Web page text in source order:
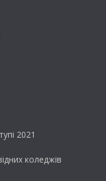
2021
коледжів